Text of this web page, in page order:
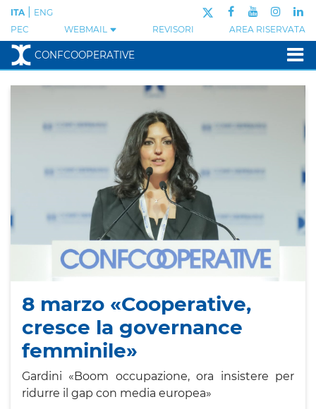
PEC WEBMAIL REVISORI AREA RISERVATA
ITA ENG
CONFCOOPERATIVE
8 marzo «Cooperative,
cresce la governance
femminile»
Gardini «Boom occupazione, ora insistere per
ridurre il gap con media europea»